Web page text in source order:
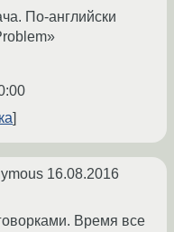
По-английски
16.08.2016
Время все